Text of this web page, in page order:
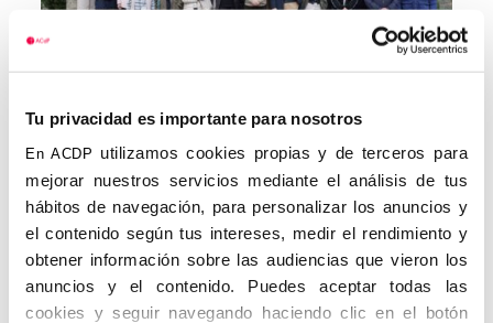
Tu privacidad es importante para nosotros
En ACDP utilizamos cookies propias y de terceros para
mejorar nuestros servicios mediante el análisis de tus
hábitos de navegación, para personalizar los anuncios y
el contenido según tus intereses, medir el rendimiento y
obtener información sobre las audiencias que vieron los
anuncios y el contenido. Puedes aceptar todas las
cookies y seguir navegando haciendo clic en el botón